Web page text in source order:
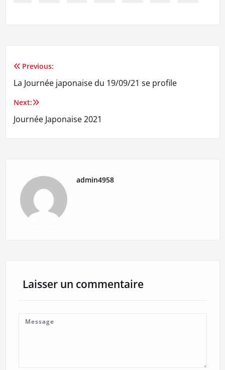
Navigation
de
l’article
Previous:
La Journée japonaise du 19/09/21 se profile
Next:
Journée Japonaise 2021
admin4958
Laisser un commentaire